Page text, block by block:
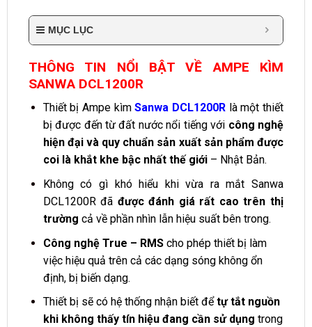
MỤC LỤC
THÔNG TIN NỔI BẬT VỀ AMPE KÌM
SANWA DCL1200R
Thiết bị Ampe kìmSanwa DCL1200R là một thiết
bị được đến từ đất nước nổi tiếng với công nghệ
hiện đại và quy chuẩn sản xuất sản phẩm được
coi là khắt khe bậc nhất thế giới– Nhật Bản.
Không có gì khó hiểu khi vừa ra mắt Sanwa
DCL1200R đã được đánh giá rất cao trên thị
trường cả về phần nhìn lẫn hiệu suất bên trong.
Công nghệ True – RMScho phép thiết bị làm
việc hiệu quả trên cả các dạng sóng không ổn
định, bị biến dạng.
Thiết bị sẽ có hệ thống nhận biết đểtự tắt nguồn
khi không thấy tín hiệu đang cần sử dụng trong